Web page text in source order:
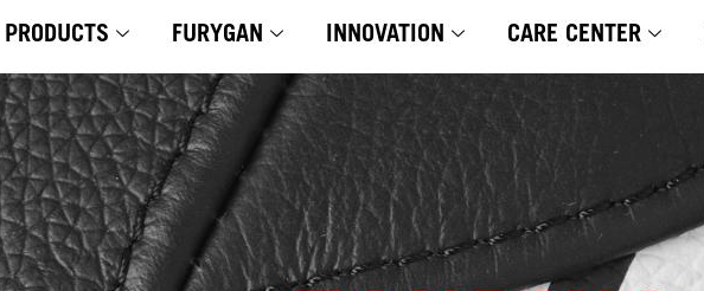
PRODUCTS FURYGAN INNOVATION CARE CENTER